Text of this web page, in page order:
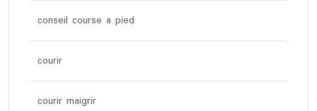
conseil course a pied
courir
courir maigrir